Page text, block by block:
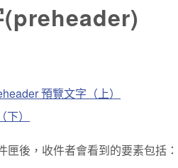
(preheader)
預覽文字（上）
）
後，收件者會看到的要素包括：